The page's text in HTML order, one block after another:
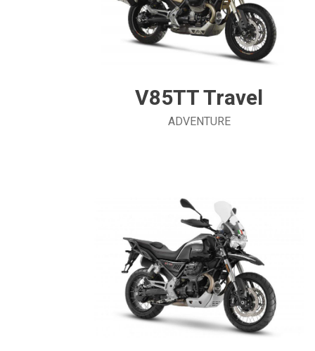
V85TT Travel
ADVENTURE